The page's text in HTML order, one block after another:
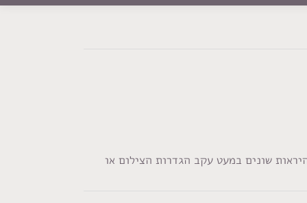
שונים במעט עקב הגדרות הצילום או